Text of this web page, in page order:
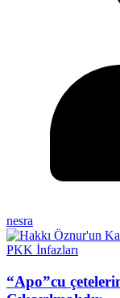
nesra
PKK İnfazları
“Apo”cu